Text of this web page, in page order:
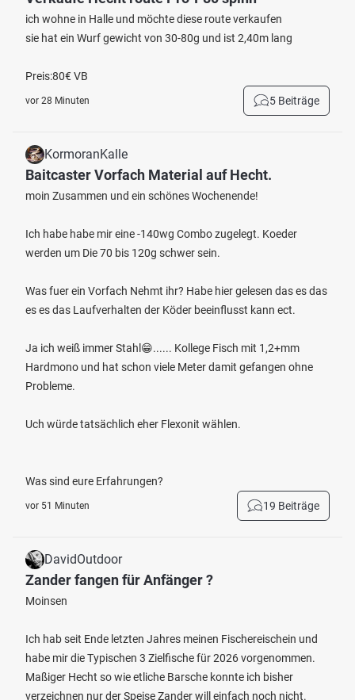
ich wohne in Halle und möchte diese route verkaufen
sie hat ein Wurf gewicht von 30-80g und ist 2,40m lang
Preis:80€ VB
vor 28 Minuten 5 Beiträge
KormoranKalle
Baitcaster Vorfach Material auf Hecht.
moin Zusammen und ein schönes Wochenende!
Ich habe habe mir eine -140wg Combo zugelegt. Koeder
werden um Die 70 bis 120g schwer sein.
Was fuer ein Vorfach Nehmt ihr? Habe hier gelesen das es das
es es das Laufverhalten der Köder beeinflusst kann ect.
Ja ich weiß immer Stahl😁...... Kollege Fisch mit 1,2+mm
Hardmono und hat schon viele Meter damit gefangen ohne
Probleme.
Uch würde tatsächlich eher Flexonit wählen.
Was sind eure Erfahrungen?
vor 51 Minuten 19 Beiträge
DavidOutdoor
Zander fangen für Anfänger ?
Moinsen
Ich hab seit Ende letzten Jahres meinen Fischereischein und
habe mir die Typischen 3 Zielfische für 2026 vorgenommen.
Maßiger Hecht so wie etliche Barsche konnte ich bisher
verzeichnen nur der Speise Zander will einfach noch nicht.